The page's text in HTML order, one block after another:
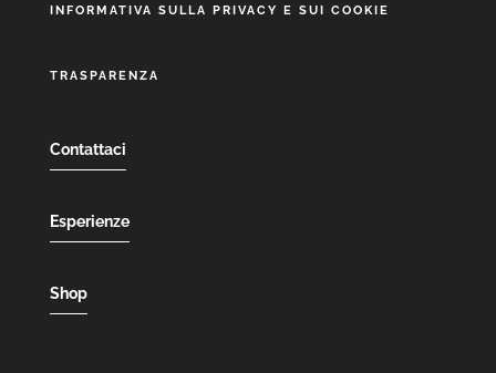
INFORMATIVA SULLA PRIVACY E SUI COOKIE
TRASPARENZA
Contattaci
Esperienze
Shop